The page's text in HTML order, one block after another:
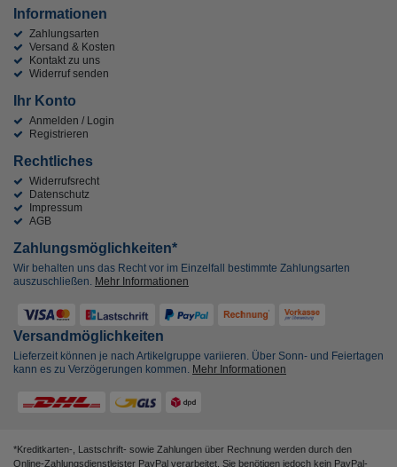
Informationen
Zahlungsarten
Versand & Kosten
Kontakt zu uns
Widerruf senden
Ihr Konto
Anmelden / Login
Registrieren
Rechtliches
Widerrufsrecht
Datenschutz
Impressum
AGB
Zahlungsmöglichkeiten*
Wir behalten uns das Recht vor im Einzelfall bestimmte Zahlungsarten
auszuschließen. Mehr Informationen
Versandmöglichkeiten
Lieferzeit können je nach Artikelgruppe variieren. Über Sonn- und Feiertagen
kann es zu Verzögerungen kommen. Mehr Informationen
*Kreditkarten-, Lastschrift- sowie Zahlungen über Rechnung werden durch den
Online-Zahlungsdienstleister PayPal verarbeitet, Sie benötigen jedoch kein PayPal-